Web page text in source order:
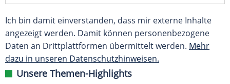
Ich bin damit einverstanden, dass mir externe Inhalte
angezeigt werden. Damit können personenbezogene
Daten an Drittplattformen übermittelt werden. Mehr
dazu in unseren Datenschutzhinweisen.
Unsere Themen-Highlights